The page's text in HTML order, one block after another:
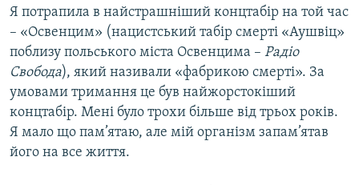
Я потрапила в найстрашніший концтабір на той час
– «Освенцим» (нацистський табір смерті «Аушвіц»
поблизу польського міста Освенцима – Радіо
Свобода), який називали «фабрикою смерті». За
умовами тримання це був найжорстокіший
концтабір. Мені було трохи більше від трьох років.
Я мало що пам’ятаю, але мій організм запам’ятав
його на все життя.